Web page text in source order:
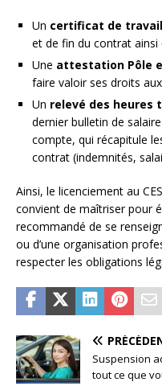
Un certificat de travail
et de fin du contrat ainsi
Une attestation Pôle
faire valoir ses droits
Un relevé des heures
dernier bulletin de
compte, qui récapitule
contrat (indemnités,
Ainsi, le licenciement au
convient de maîtriser pour
recommandé de se
ou d’une organisation
respecter les obligations
Suspension
tout ce que